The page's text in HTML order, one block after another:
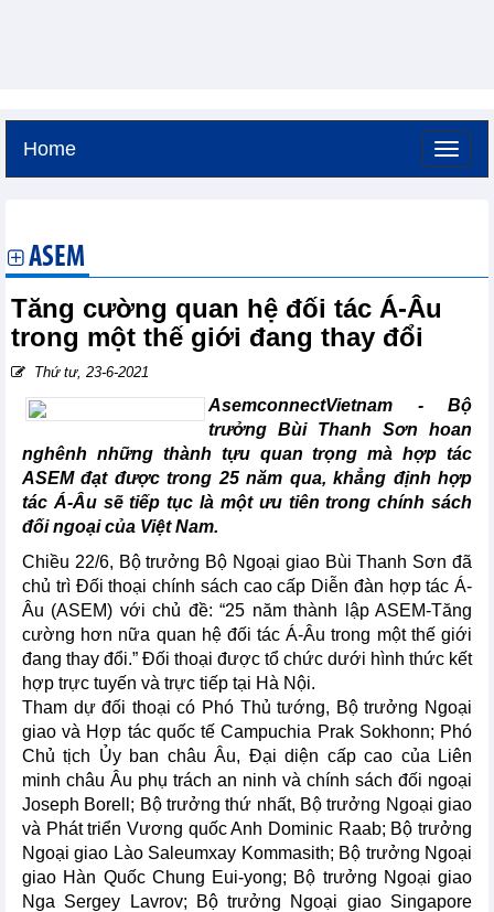
Home
ASEM
Tăng cường quan hệ đối tác Á-Âu
trong một thế giới đang thay đổi
Thứ tư, 23-6-2021
AsemconnectVietnam - Bộ
trưởng Bùi Thanh Sơn hoan
nghênh những thành tựu quan trọng mà hợp tác
ASEM đạt được trong 25 năm qua, khẳng định hợp
tác Á-Âu sẽ tiếp tục là một ưu tiên trong chính sách
đối ngoại của Việt Nam.
Chiều 22/6, Bộ trưởng Bộ Ngoại giao Bùi Thanh Sơn đã
chủ trì Đối thoại chính sách cao cấp Diễn đàn hợp tác Á-
Âu (ASEM) với chủ đề: “25 năm thành lập ASEM-Tăng
cường hơn nữa quan hệ đối tác Á-Âu trong một thế giới
đang thay đổi.” Đối thoại được tổ chức dưới hình thức kết
hợp trực tuyến và trực tiếp tại Hà Nội.
Tham dự đối thoại có Phó Thủ tướng, Bộ trưởng Ngoại
giao và Hợp tác quốc tế Campuchia Prak Sokhonn; Phó
Chủ tịch Ủy ban châu Âu, Đại diện cấp cao của Liên
minh châu Âu phụ trách an ninh và chính sách đối ngoại
Joseph Borell; Bộ trưởng thứ nhất, Bộ trưởng Ngoại giao
và Phát triển Vương quốc Anh Dominic Raab; Bộ trưởng
Ngoại giao Lào Saleumxay Kommasith; Bộ trưởng Ngoại
giao Hàn Quốc Chung Eui-yong; Bộ trưởng Ngoại giao
Nga Sergey Lavrov; Bộ trưởng Ngoại giao Singapore